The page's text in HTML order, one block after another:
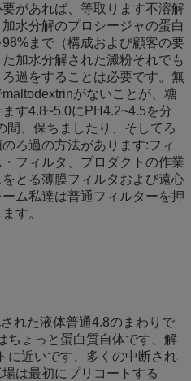
があれば、等取ります不溶解
水分解のプロシージャの蛋白
まで（構成および顧客の要
加水分解された澱粉それでも
過をすることは必要です。無
がないことが、糖
す4.8~5.0にPH4.2~4.5を分
間、保ちましたり、そしてろ
ろ過の方法があります:フィ
フィルタ、プロダクトの作業
とる薄膜フィルタおよび遠心
ム私達は普通フィルターを押
す。
れた液体普通4.8のまわりで
ちょっと蛋白質自体です、解
に近いです、多くの中断され
は最初にプリコートする